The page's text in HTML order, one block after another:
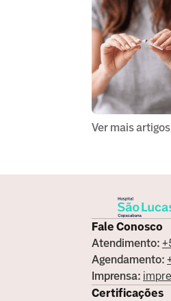
Ver mais artigos
Fale Conosco
Atendimento:
Agendamento:
Imprensa:
Certificações